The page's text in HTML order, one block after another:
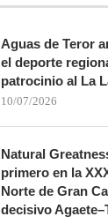
Aguas de Teror
el deporte
patrocinio al La
10/07/2026
Natural
primero en la
Norte de Gran
decisivo